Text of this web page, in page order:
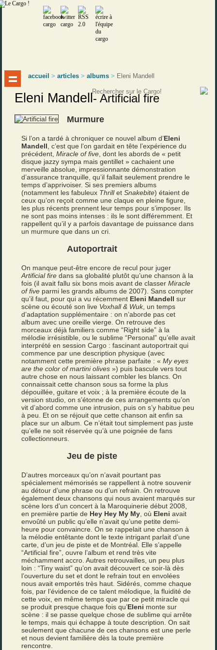
accueil >articles >albums > Eleni Mandell
Eleni Mandell-Artificial fire
Murmure
Si l’on a tardé à chroniquer ce nouvel album d’Eleni
Mandell , c’est que l’on gardait en tête l’expérience du
précédent,Miracle of five , dont les abords de « petit
disque jazzy sympa mais gentillet » cachaient une
merveille absolue, impressionnante démonstration
d’assurance tranquille, qu’il fallait seulement prendre le
temps d’apprivoiser. Si ses premiers albums
(notamment les fabuleux ThrilletSnakebite) étaient de
ceux qu’on reçoit comme une claque en pleine figure,
les plus récents prennent leur temps pour s’imposer. Ils
ne sont pas moins intenses : ils le sont différemment. Et
rappellent qu’il y a parfois davantage de puissance dans
un murmure que dans un cri.
Autoportrait
On manque peut-être encore de recul pour juger
Artificial fire dans sa globalité plutôt qu’une chanson à la
fois (il avait fallu six bons mois avant de classerMiracle
of five parmi les grands albums de 2007). Sans compter
qu’il faut, pour qui a vu récemment Eleni Mandell sur
scène ou écouté son live Voxhall & Wuk, un temps
d’adaptation supplémentaire : on n’aborde pas cet
album avec une oreille vierge. On retrouve des
morceaux déjà familiers comme “Right side” à la
mélodie irrésistible, ou le sublime “Personal” qu’elle avait
interprété en session Cargo : fascinant autoportrait qui
commence par une description physique (avec
notamment cette première phrase parfaite : «My eyes
are the color of martini olives ») puis bascule vers tout
autre chose en nous laissant combler les blancs. On
connaissait cette chanson sous sa forme la plus
dépouillée, guitare et voix ; à la première écoute de la
version studio, on s’étonne de ces arrangements qu’on
vit d’abord comme une intrusion, puis on s’y habitue peu
à peu. Et on se réjouit que cette chanson ait enfin sa
place sur un album. Ce n’était tout simplement pas juste
qu’elle ne soit réservée qu’à une poignée de fans
collectionneurs.
Jeu de piste
D’autres morceaux qu’on n’avait pourtant pas
spécialement mémorisés se rappellent à notre souvenir
au détour d’une phrase ou d’un refrain. On retrouve
également deux chansons qui nous avaient marqués sur
scène lors d’un concert à la Maroquinerie début 2008,
en première partie de Hey Hey My My , où Eleni avait
envoûté un public qu’elle n’avait qu’une petite demi-
heure pour convaincre. On se rappelait une chanson à
la mélodie entêtante dont le texte intrigant parlait d’une
carte, d’un jeu de piste et de Montréal. Elle s’appelle
“Artificial fire”, ouvre l’album et rend très vite
méchamment accro. Autres retrouvailles, un peu plus
loin : “Tiny waist” qu’on avait découvert ce soir-là dès
l’ouverture du set et dont le refrain tout en envolées
nous avait emportés très haut. Sidérés, comme chaque
fois, par l’évidence de ce talent mélodique, la fluidité de
cette voix, en même temps que par ce petit miracle qui
se produit presque chaque fois qu’Eleni monte sur
scène : il se passe quelque chose de sublime qui arrête
le temps, mais qui échappe à toute description. On sait
seulement que chacune de ces chansons est une perle
et nous devient familière dès la toute première
rencontre.